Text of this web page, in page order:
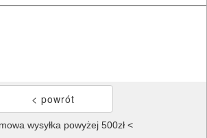
wysyłka powyżej 500zł <